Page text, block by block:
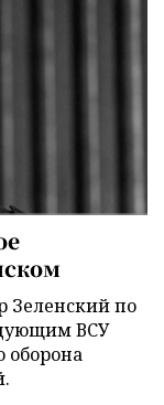
Зеленский по
ВСУ